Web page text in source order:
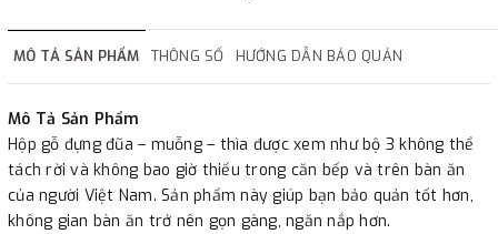
✔Đáp ứng đầy đủ giấy tờ báo giá, hợp đồng.
✔Xuất hóa đơn GTGT cho công ty.
MÔ TẢ SẢN PHẨM THÔNG SỐ HƯỚNG DẪN BẢO QUẢN
Mô Tả Sản Phẩm
Hộp gỗ đựng đũa – muỗng – thìa được xem như bộ 3 không thể
tách rời và không bao giờ thiếu trong căn bếp và trên bàn ăn
của người Việt Nam. Sản phẩm này giúp bạn bảo quản tốt hơn,
không gian bàn ăn trở nên gọn gàng, ngăn nắp hơn.